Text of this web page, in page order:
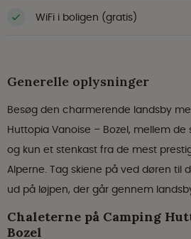
WiFi i boligen (gratis)
Generelle oplysninger
Besøg den charmerende landsby
Huttopia Vanoise – Bozel, mellem
og kun et stenkast fra de mest
Alperne. Tag skiene på ved døren til
ud på løjpen, der går gennem
Chaleterne på Camping
Bozel